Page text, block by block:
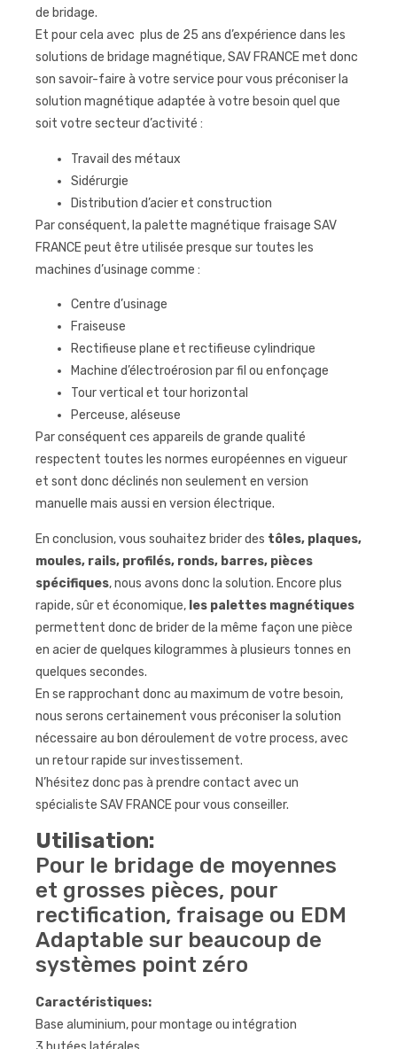
de bridage.
Et pour cela avec plus de 25 ans d’expérience dans les
solutions de bridage magnétique, SAV FRANCE met donc
son savoir-faire à votre service pour vous préconiser la
solution magnétique adaptée à votre besoin quel que
soit votre secteur d’activité :
Travail des métaux
Sidérurgie
Distribution d’acier et construction
Par conséquent, la palette magnétique fraisage SAV
FRANCE peut être utilisée presque sur toutes les
machines d’usinage comme :
Centre d’usinage
Fraiseuse
Rectifieuse plane et rectifieuse cylindrique
Machine d’électroérosion par fil ou enfonçage
Tour vertical et tour horizontal
Perceuse, aléseuse
Par conséquent ces appareils de grande qualité
respectent toutes les normes européennes en vigueur
et sont donc déclinés non seulement en version
manuelle mais aussi en version électrique.
En conclusion, vous souhaitez brider des tôles, plaques,
moules, rails, profilés, ronds, barres, pièces
spécifiques, nous avons donc la solution. Encore plus
rapide, sûr et économique, les palettes magnétiques
permettent donc de brider de la même façon une pièce
en acier de quelques kilogrammes à plusieurs tonnes en
quelques secondes.
En se rapprochant donc au maximum de votre besoin,
nous serons certainement vous préconiser la solution
nécessaire au bon déroulement de votre process, avec
un retour rapide sur investissement.
N’hésitez donc pas à prendre contact avec un
spécialiste SAV FRANCE pour vous conseiller.
Utilisation:
Pour le bridage de moyennes
et grosses pièces, pour
rectification, fraisage ou EDM
Adaptable sur beaucoup de
systèmes point zéro
Caractéristiques:
Base aluminium, pour montage ou intégration